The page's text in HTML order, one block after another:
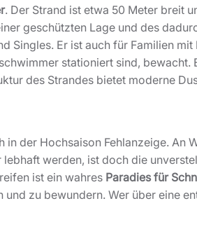
. Der Strand ist etwa 50 Meter breit
geschützten Lage und des
Singles. Er ist auch für Familien
stationiert sind, bewacht.
des Strandes bietet moderne
der Hochsaison Fehlanzeige. An
werden, ist doch die
ist ein wahres Paradies für
zu bewundern. Wer über eine